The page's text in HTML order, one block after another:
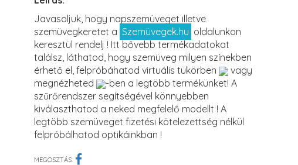
Javasoljuk, hogy napszemüveget illetve
szemüvegkeretet a Szemüvegek.hu oldalunkon
keresztül rendelj ! Itt bővebb termékadatokat
találsz, láthatod, hogy szemüveg milyen színekben
érhető el, felpróbáhatod virtuális tükörben
vagy
megnézheted
-ben a legtöbb termékünket! A
szűrőrendszer segítségével könnyebben
kiválaszthatod a neked megfelelő modellt ! A
legtöbb szemüveget fizetési kötelezettség nélkül
felpróbálhatod optikáinkban !
MEGOSZTÁS: